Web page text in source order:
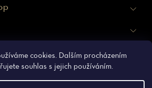
cookies. Dalším procházením
souhlas s jejich používáním.
údajů Obchodní podmínky